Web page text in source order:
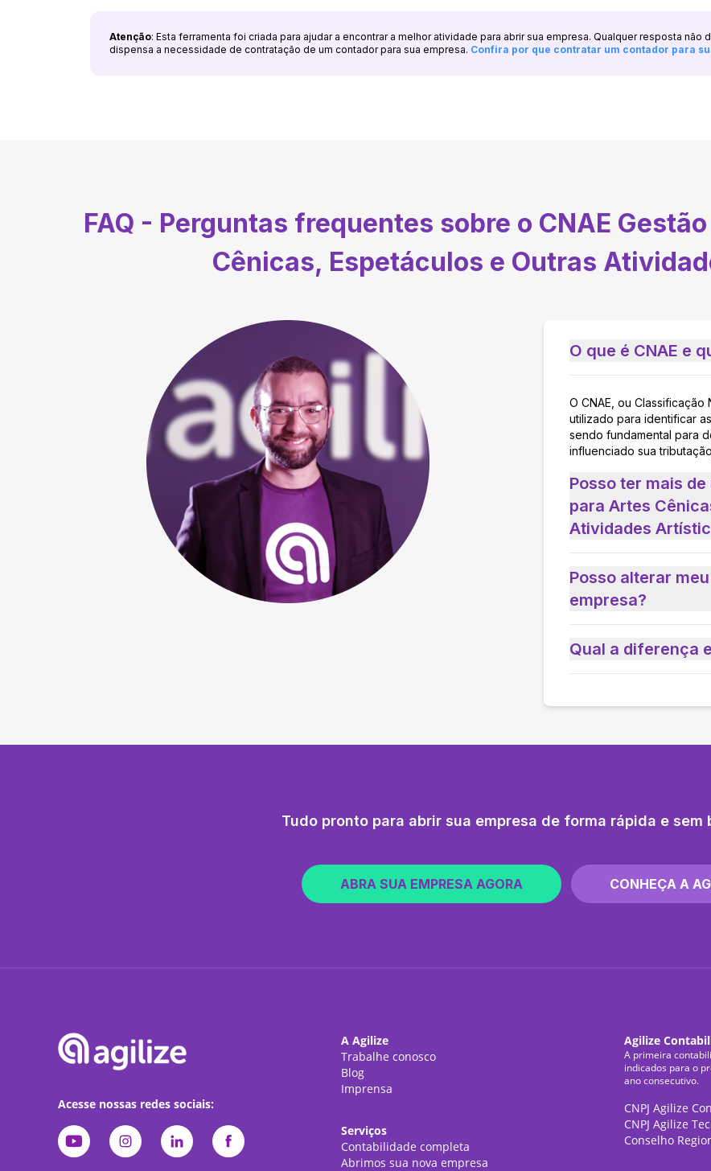
Atenção: Esta ferramenta foi criada para ajudar a encontrar a melhor atividade para abrir sua empresa. Qualquer resposta
dispensa a necessidade de contratação de um contador para sua empresa. Confira por que contratar um contador para
FAQ - Perguntas frequentes sobre o CNAE
Cênicas, Espetáculos e Outras
O que é CNAE e
O CNAE, ou
utilizado para identificar
sendo fundamental para
influenciado sua
Posso ter mais de
para Artes
Atividades
Posso alterar
empresa?
Qual a diferença
Tudo pronto para abrir sua empresa de forma rápida e sem
ABRA SUA EMPRESA AGORA CONHEÇA A
Acesse nossas redes sociais:
A Agilize
Trabalhe conosco
Blog
Imprensa
Serviços
Contabilidade completa
Abrimos sua nova empresa
Agilize
A primeira
indicados para o
ano consecutivo.
CNPJ Agilize
CNPJ Agilize
Conselho